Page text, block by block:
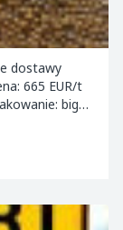
dostawy
665 EUR/t
big